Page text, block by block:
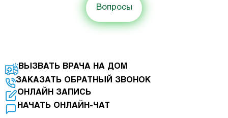
Вопросы
ВЫЗВАТЬ ВРАЧА НА ДОМ
ЗАКАЗАТЬ ОБРАТНЫЙ ЗВОНОК
ОНЛАЙН ЗАПИСЬ
НАЧАТЬ ОНЛАЙН-ЧАТ